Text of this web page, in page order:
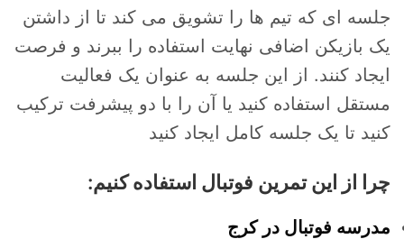
جلسه ای که تیم ها را تشویق می کند تا از داشتن
یک بازیکن اضافی نهایت استفاده را ببرند و فرصت
ایجاد کنند. از این جلسه به عنوان یک فعالیت
مستقل استفاده کنید یا آن را با دو پیشرفت ترکیب
کنید تا یک جلسه کامل ایجاد کنید
چرا از این تمرین فوتبال استفاده کنیم:
مدرسه فوتبال در کرج